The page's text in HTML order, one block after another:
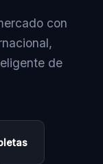
con
de